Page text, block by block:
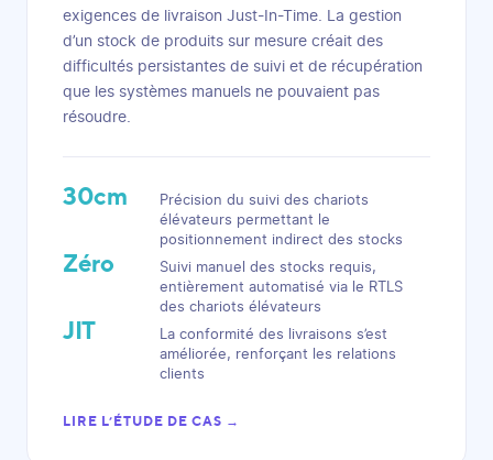
exigences de livraison Just-In-Time. La gestion
d’un stock de produits sur mesure créait des
difficultés persistantes de suivi et de récupération
que les systèmes manuels ne pouvaient pas
résoudre.
30cm
Précision du suivi des chariots
élévateurs permettant le
positionnement indirect des stocks
Zéro
Suivi manuel des stocks requis,
entièrement automatisé via le RTLS
des chariots élévateurs
JIT
La conformité des livraisons s’est
améliorée, renforçant les relations
clients
LIRE L’ÉTUDE DE CAS →